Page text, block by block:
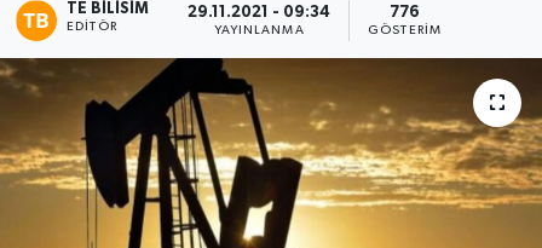
TE BILISIM
EDITÖR
29.11.2021 - 09:34
YAYINLANMA
776
GÖSTERIM